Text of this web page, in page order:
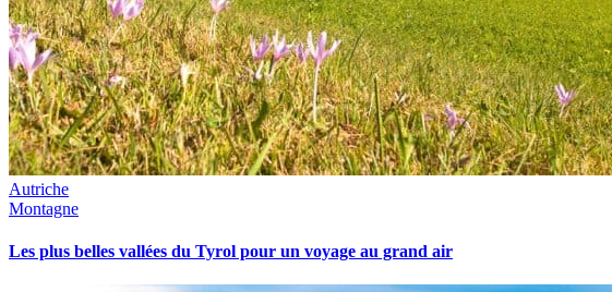
Autriche
Montagne
Les plus belles vallées du Tyrol pour un voyage au grand air